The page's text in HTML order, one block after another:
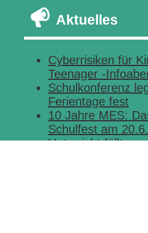
Aktuelles
Cyberrisiken für
Teenager -
Schulkonferenz
Ferientage fest
10 Jahre MES:
Schulfest am
Unterricht fällt